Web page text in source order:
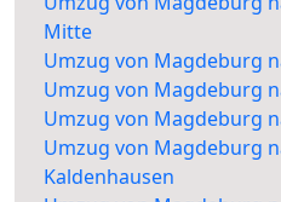
Mitte
Umzug von Magdeburg
Umzug von Magdeburg
Umzug von Magdeburg
Umzug von Magdeburg
Kaldenhausen